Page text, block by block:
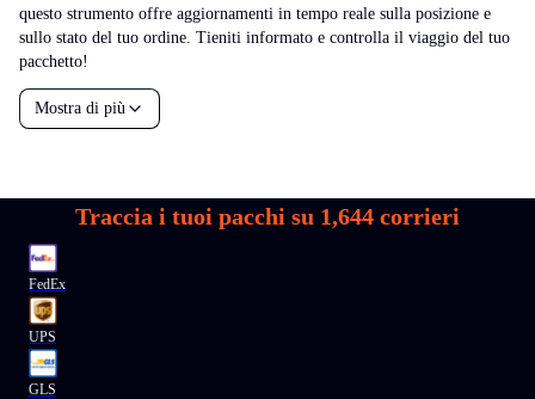
questo strumento offre aggiornamenti in tempo reale sulla posizione e
sullo stato del tuo ordine. Tieniti informato e controlla il viaggio del tuo
pacchetto!
Mostra di più
Traccia i tuoi pacchi su 1,644 corrieri
FedEx
UPS
GLS